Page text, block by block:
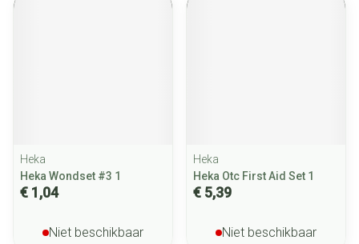
Heka
Heka Wondset #3 1
€ 1,04
Niet beschikbaar
Heka
Heka Otc First Aid Set 1
€ 5,39
Niet beschikbaar